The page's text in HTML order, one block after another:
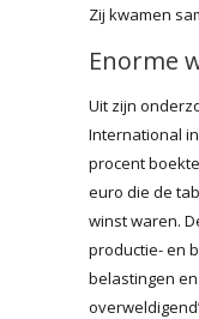
Zij kwamen
Enorme
Uit zijn
International
procent
euro die de
winst waren.
productie- en
belastingen